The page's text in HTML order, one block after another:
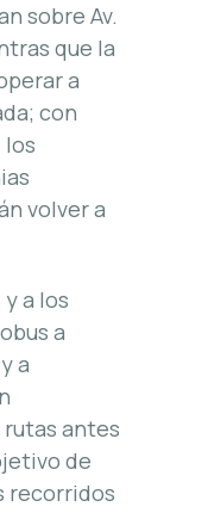
sobre Av.
que la
a
con
los
volver a
a los
a
a
antes
de
recorridos